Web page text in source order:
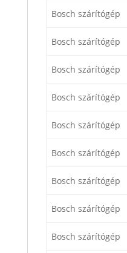
Bosch szárítógép
Bosch szárítógép
Bosch szárítógép
Bosch szárítógép
Bosch szárítógép
Bosch szárítógép
Bosch szárítógép
Bosch szárítógép
Bosch szárítógép